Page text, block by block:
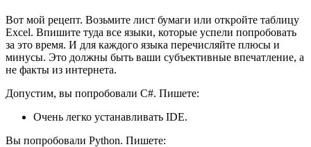
Вот мой рецепт. Возьмите лист бумаги или откройте таблицу
Excel. Впишите туда все языки, которые успели попробовать
за это время. И для каждого языка перечисляйте плюсы и
минусы. Это должны быть ваши субъективные впечатление, а
не факты из интернета.
Допустим, вы попробовали C#. Пишете:
Очень легко устанавливать IDE.
Вы попробовали Python. Пишете: